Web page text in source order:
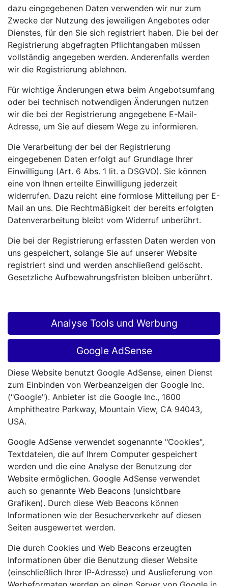
dazu eingegebenen Daten verwenden wir nur zum
Zwecke der Nutzung des jeweiligen Angebotes oder
Dienstes, für den Sie sich registriert haben. Die bei der
Registrierung abgefragten Pflichtangaben müssen
vollständig angegeben werden. Anderenfalls werden
wir die Registrierung ablehnen.
Für wichtige Änderungen etwa beim Angebotsumfang
oder bei technisch notwendigen Änderungen nutzen
wir die bei der Registrierung angegebene E-Mail-
Adresse, um Sie auf diesem Wege zu informieren.
Die Verarbeitung der bei der Registrierung
eingegebenen Daten erfolgt auf Grundlage Ihrer
Einwilligung (Art. 6 Abs. 1 lit. a DSGVO). Sie können
eine von Ihnen erteilte Einwilligung jederzeit
widerrufen. Dazu reicht eine formlose Mitteilung per E-
Mail an uns. Die Rechtmäßigkeit der bereits erfolgten
Datenverarbeitung bleibt vom Widerruf unberührt.
Die bei der Registrierung erfassten Daten werden von
uns gespeichert, solange Sie auf unserer Website
registriert sind und werden anschließend gelöscht.
Gesetzliche Aufbewahrungsfristen bleiben unberührt.
Analyse Tools und Werbung
Google AdSense
Diese Website benutzt Google AdSense, einen Dienst
zum Einbinden von Werbeanzeigen der Google Inc.
("Google"). Anbieter ist die Google Inc., 1600
Amphitheatre Parkway, Mountain View, CA 94043,
USA.
Google AdSense verwendet sogenannte "Cookies",
Textdateien, die auf Ihrem Computer gespeichert
werden und die eine Analyse der Benutzung der
Website ermöglichen. Google AdSense verwendet
auch so genannte Web Beacons (unsichtbare
Grafiken). Durch diese Web Beacons können
Informationen wie der Besucherverkehr auf diesen
Seiten ausgewertet werden.
Die durch Cookies und Web Beacons erzeugten
Informationen über die Benutzung dieser Website
(einschließlich Ihrer IP-Adresse) und Auslieferung von